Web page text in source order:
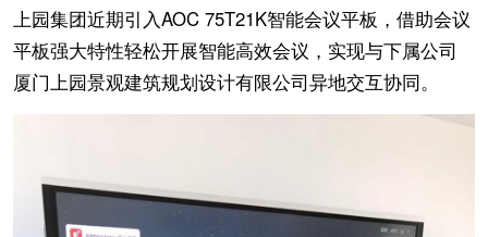
上园集团近期引入AOC 75T21K智能会议平板，借助会议
平板强大特性轻松开展智能高效会议，实现与下属公司
厦门上园景观建筑规划设计有限公司异地交互协同。